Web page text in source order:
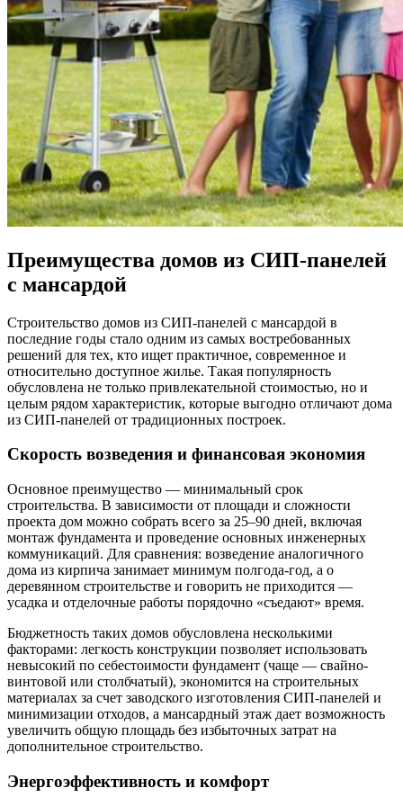
Преимущества домов из СИП-панелей
с мансардой
Строительство домов из СИП-панелей с мансардой в
последние годы стало одним из самых востребованных
решений для тех, кто ищет практичное, современное и
относительно доступное жилье. Такая популярность
обусловлена не только привлекательной стоимостью, но и
целым рядом характеристик, которые выгодно отличают дома
из СИП-панелей от традиционных построек.
Скорость возведения и финансовая экономия
Основное преимущество — минимальный срок
строительства. В зависимости от площади и сложности
проекта дом можно собрать всего за 25–90 дней, включая
монтаж фундамента и проведение основных инженерных
коммуникаций. Для сравнения: возведение аналогичного
дома из кирпича занимает минимум полгода-год, а о
деревянном строительстве и говорить не приходится —
усадка и отделочные работы порядочно «съедают» время.
Бюджетность таких домов обусловлена несколькими
факторами: легкость конструкции позволяет использовать
невысокий по себестоимости фундамент (чаще — свайно-
винтовой или столбчатый), экономится на строительных
материалах за счет заводского изготовления СИП-панелей и
минимизации отходов, а мансардный этаж дает возможность
увеличить общую площадь без избыточных затрат на
дополнительное строительство.
Энергоэффективность и комфорт